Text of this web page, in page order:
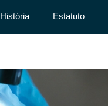
História Estatuto